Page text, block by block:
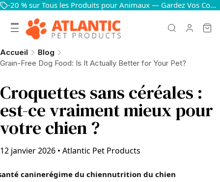
-20 % sur Tous les Produits pour Animaux — Gardez Vos Compagnons Heureux et en Bonne Santé
Accueil
Blog
Grain-Free Dog Food: Is It Actually Better for Your Pet?
Croquettes sans céréales :
est-ce vraiment mieux pour
votre chien ?
12 janvier 2026 • Atlantic Pet Products
caninerégime du chiennutrition du chien